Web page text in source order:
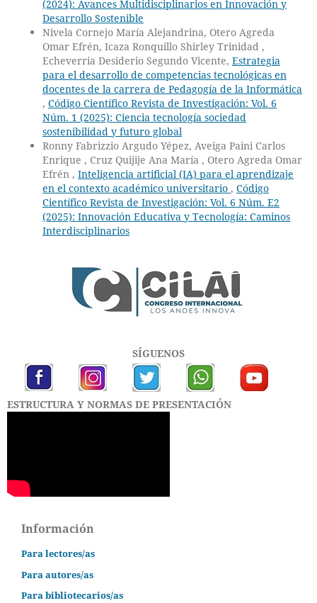
(2024): Avances Multidisciplinarios en Innovación y
Desarrollo Sostenible
Nivela Cornejo María Alejandrina, Otero Agreda
Omar Efrén, Icaza Ronquillo Shirley Trinidad ,
Echeverria Desiderio Segundo Vicente, Estrategia
para el desarrollo de competencias tecnológicas en
docentes de la carrera de Pedagogía de la Informática
, Código Científico Revista de Investigación: Vol. 6
Núm. 1 (2025): Ciencia tecnología sociedad
sostenibilidad y futuro global
Ronny Fabrizzio Argudo Yépez, Aveiga Paini Carlos
Enrique , Cruz Quijije Ana María , Otero Agreda Omar
Efrén , Inteligencia artificial (IA) para el aprendizaje
en el contexto académico universitario , Código
Científico Revista de Investigación: Vol. 6 Núm. E2
(2025): Innovación Educativa y Tecnología: Caminos
Interdisciplinarios
SÍGUENOS
ESTRUCTURA Y NORMAS DE PRESENTACIÓN
Información
Para lectores/as
Para autores/as
Para bibliotecarios/as